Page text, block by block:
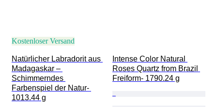
Kostenloser Versand
Natürlicher Labradorit aus
Madagaskar –
Schimmerndes
Farbenspiel der Natur-
1013.44 g
Intense Color Natural
Roses Quartz from Brazil
Freiform- 1790.24 g